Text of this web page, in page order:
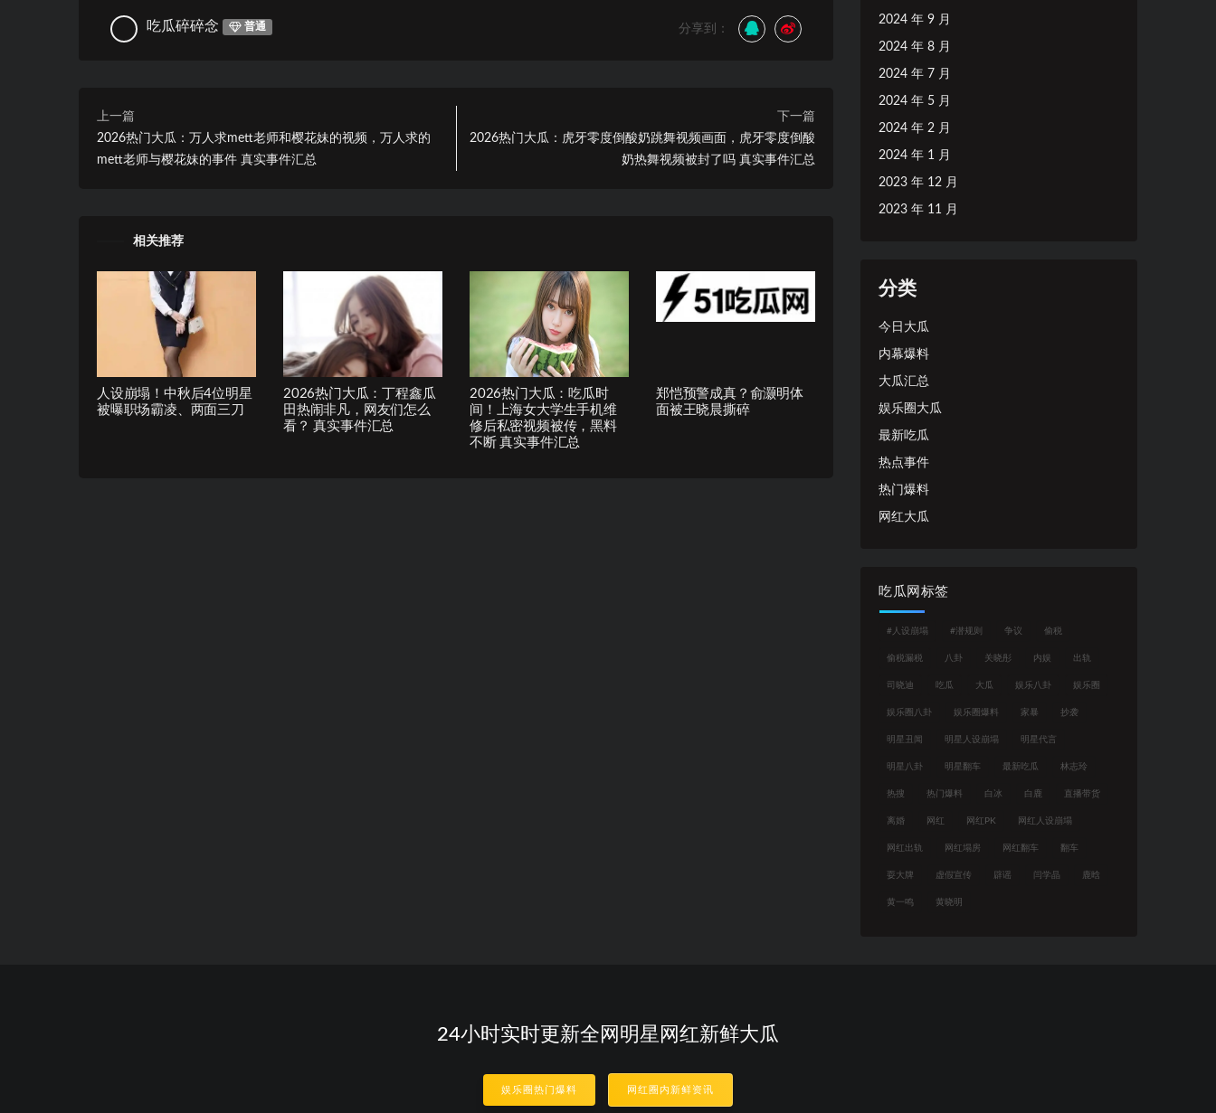
吃瓜碎碎念 普通 分享到：
上一篇
2026热门大瓜：万人求mett老师和樱花妹的视频，万人求的
mett老师与樱花妹的事件 真实事件汇总
下一篇
2026热门大瓜：虎牙零度倒酸奶跳舞视频画面，虎牙零度倒酸
奶热舞视频被封了吗 真实事件汇总
相关推荐
人设崩塌！中秋后4位明星
被曝职场霸凌、两面三刀
2026热门大瓜：丁程鑫瓜
田热闹非凡，网友们怎么
看？ 真实事件汇总
2026热门大瓜：吃瓜时
间！上海女大学生手机维
修后私密视频被传，黑料
不断 真实事件汇总
郑恺预警成真？俞灏明体
面被王晓晨撕碎
2024 年 9 月
2024 年 8 月
2024 年 7 月
2024 年 5 月
2024 年 2 月
2024 年 1 月
2023 年 12 月
2023 年 11 月
分类
今日大瓜
内幕爆料
大瓜汇总
娱乐圈大瓜
最新吃瓜
热点事件
热门爆料
网红大瓜
吃瓜网标签
#人设崩塌 #潜规则 争议 偷税
偷税漏税 八卦 关晓彤 内娱 出轨
司晓迪 吃瓜 大瓜 娱乐八卦 娱乐圈
娱乐圈八卦 娱乐圈爆料 家暴 抄袭
明星丑闻 明星人设崩塌 明星代言
明星八卦 明星翻车 最新吃瓜 林志玲
热搜 热门爆料 白冰 白鹿 直播带货
离婚 网红 网红PK 网红人设崩塌
网红出轨 网红塌房 网红翻车 翻车
耍大牌 虚假宣传 辟谣 闫学晶 鹿晗
黄一鸣 黄晓明
24小时实时更新全网明星网红新鲜大瓜
娱乐圈热门爆料 网红圈内新鲜资讯